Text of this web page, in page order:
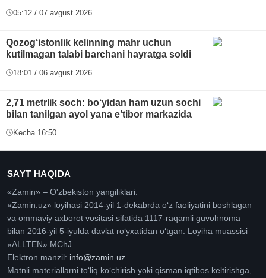
05:12 / 07 avgust 2026
Qozog‘istonlik kelinning mahr uchun
kutilmagan talabi barchani hayratga soldi
18:01 / 06 avgust 2026
2,71 metrlik soch: bo‘yidan ham uzun sochi
bilan tanilgan ayol yana e’tibor markazida
Kecha 16:50
SAYT HAQIDA
«Zamin» – O'zbekiston yangiliklari.
«Zamin.uz» loyihasi 2014-yil 1-dekabrda oʻz faoliyatini boshlagan
va ommaviy axborot vositasi sifatida 1117-raqamli guvohnoma
bilan 2016-yil 5-iyulda davlat roʻyxatidan oʻtgan. Loyiha muassisi —
«ALLTEN» MChJ.
Elektron manzil: info@zamin.uz
Matnli materiallarni toʻliq koʻchirish yoki qisman iqtibos keltirishga,